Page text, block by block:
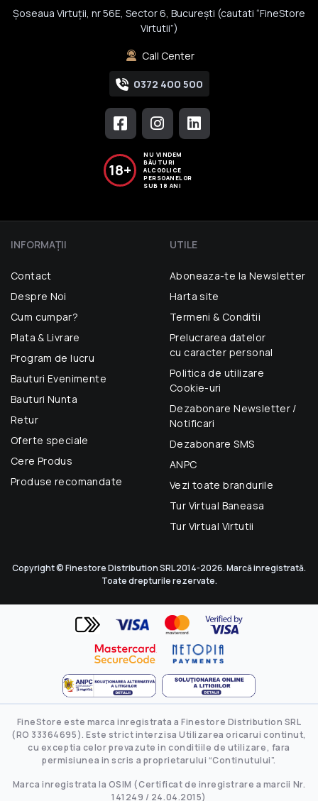
Șoseaua Virtuții, nr 56E, Sector 6, București (cautati “FineStore
Virtutii”)
Call Center
0372 400 500
18+
NU VINDEM
BĂUTURI
ALCOOLICE
PERSOANELOR
SUB 18 ANI
INFORMAŢII
Contact
Despre Noi
Cum cumpar?
Plata & Livrare
Program de lucru
Bauturi Evenimente
Bauturi Nunta
Retur
Oferte speciale
Cere Produs
Produse recomandate
UTILE
Aboneaza-te la Newsletter
Harta site
Termeni & Conditii
Prelucrarea datelor
cu caracter personal
Politica de utilizare
Cookie-uri
Dezabonare Newsletter /
Notificari
Dezabonare SMS
ANPC
Vezi toate brandurile
Tur Virtual Baneasa
Tur Virtual Virtutii
Copyright © Finestore Distribution SRL 2014-2026. Marcă inregistrată.
Toate drepturile rezervate.
FineStore este marca inregistrata a Finestore Distribution SRL
(RO 33364695). Este strict interzisa Utilizarea oricarui continut,
cu exceptia celor prevazute in conditiile de utilizare, fara
permisiunea in scris a proprietarului “Continutului”.
Marca inregistrata la OSIM (Certificat de inregistrare a marcii Nr.
141249 / 24.04.2015)